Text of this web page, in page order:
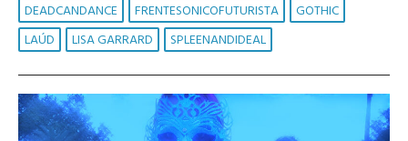
DEADCANDANCE
FRENTESONICOFUTURISTA
GOTHIC
LAÚD
LISA GARRARD SPLEENANDIDEAL